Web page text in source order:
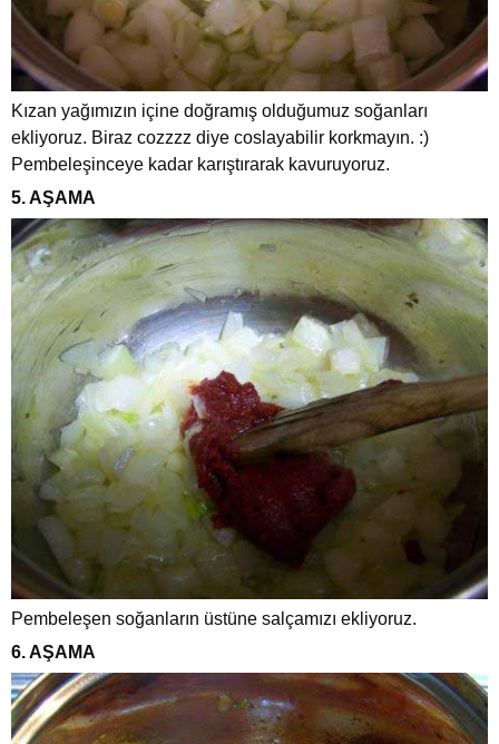
Kızan yağımızın içine doğramış olduğumuz soğanları
ekliyoruz. Biraz cozzzz diye coslayabilir korkmayın. :)
Pembeleşinceye kadar karıştırarak kavuruyoruz.
5. AŞAMA
Pembeleşen soğanların üstüne salçamızı ekliyoruz.
6. AŞAMA